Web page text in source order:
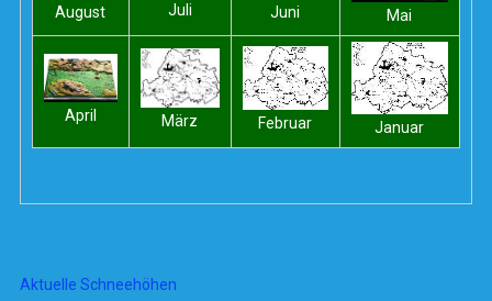
August Juli Juni Mai
April März Februar Januar
Aktuelle Schneehöhen